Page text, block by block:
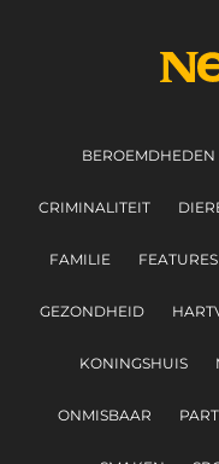
BEROEMDHEDEN
CRIMINALITEIT
FAMILIE FEATURES
GEZONDHEID
KONINGSHUIS
ONMISBAAR